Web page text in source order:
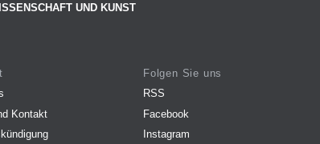
UND KUNST
Kontakt
Folgen Sie uns
RSS
Facebook
Instagram